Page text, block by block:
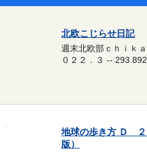
北欧こじらせ日記
週末北欧部ｃｈｉｋ
０２２．３ -- 293.892
地球の歩き方 Ｄ ２
版）